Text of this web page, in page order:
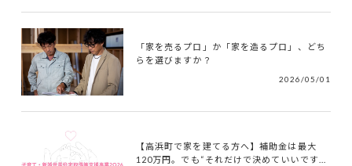
「家を売るプロ」か「家を造るプロ」、どち
らを選びますか？
2026/05/01
【高浜町で家を建てる方へ】補助金は最大
120万円。でも“それだけで決めていいです...